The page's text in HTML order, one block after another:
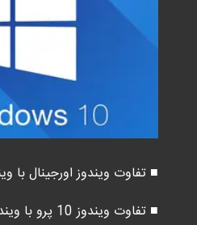
■ تفاوت ویندوز اورجینال با
■ تفاوت ویندوز 10 پرو با ویندوز 10 Home